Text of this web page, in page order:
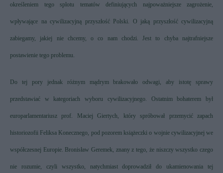
określeniem tego splotu tematów definiujących najpoważniejsze zagrożenie,
wpływające na cywilizacyjną przyszłość Polski. O jaką przyszłość cywilizacyjną
zabiegamy, jakiej nie chcemy, o co nam chodzi. Jest to chyba najtrafniejsze
postawienie tego problemu.
Do tej pory jednak różnym mądrym brakowało odwagi, aby istotę sprawy
przedstawiać w kategoriach wyboru cywilizacyjnego. Ostatnim bohaterem był
europarlamentariusz prof. Maciej Giertych, który spróbował przemycić zapach
historiozofii Feliksa Konecznego, pod pozorem książeczki o wojnie cywilizacyjnej we
współczesnej Europie. Bronisław Geremek, znany z tego, że niszczy wszystko czego
nie rozumie, czyli wszystko, natychmiast doprowadził do ukamienowania tej